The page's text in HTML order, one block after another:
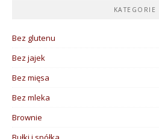
KATEGORIE
Bez glutenu
Bez jajek
Bez mięsa
Bez mleka
Brownie